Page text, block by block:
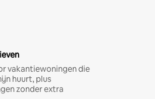
vakantiewoningen die
huurt, plus
zonder extra